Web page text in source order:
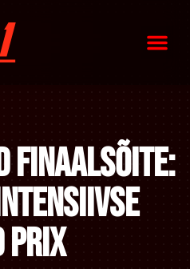
finaalsõite:
Prix